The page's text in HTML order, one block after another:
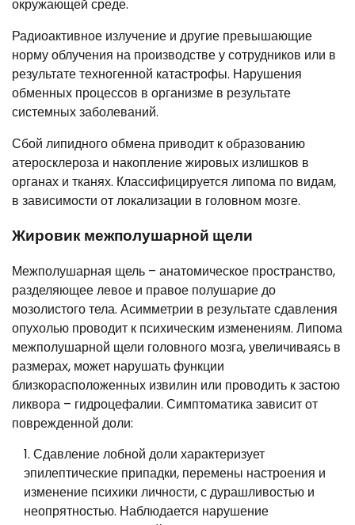
окружающей среде.
Радиоактивное излучение и другие превышающие
норму облучения на производстве у сотрудников или в
результате техногенной катастрофы. Нарушения
обменных процессов в организме в результате
системных заболеваний.
Сбой липидного обмена приводит к образованию
атеросклероза и накопление жировых излишков в
органах и тканях. Классифицируется липома по видам,
в зависимости от локализации в головном мозге.
Жировик межполушарной щели
Межполушарная щель – анатомическое пространство,
разделяющее левое и правое полушарие до
мозолистого тела. Асимметрии в результате сдавления
опухолью проводит к психическим изменениям. Липома
межполушарной щели головного мозга, увеличиваясь в
размерах, может нарушать функции
близкорасположенных извилин или проводить к застою
ликвора – гидроцефалии. Симптоматика зависит от
поврежденной доли:
Сдавление лобной доли характеризует
эпилептические припадки, перемены настроения и
изменение психики личности, с дурашливостью и
неопрятностью. Наблюдается нарушение